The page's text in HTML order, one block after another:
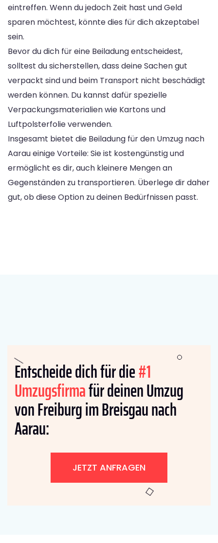
eintreffen. Wenn du jedoch Zeit hast und Geld
sparen möchtest, könnte dies für dich akzeptabel
sein.
Bevor du dich für eine Beiladung entscheidest,
solltest du sicherstellen, dass deine Sachen gut
verpackt sind und beim Transport nicht beschädigt
werden können. Du kannst dafür spezielle
Verpackungsmaterialien wie Kartons und
Luftpolsterfolie verwenden.
Insgesamt bietet die Beiladung für den Umzug nach
Aarau einige Vorteile: Sie ist kostengünstig und
ermöglicht es dir, auch kleinere Mengen an
Gegenständen zu transportieren. Überlege dir daher
gut, ob diese Option zu deinen Bedürfnissen passt.
Entscheide dich für die#1
Umzugsfirmafür deinen Umzug
von Freiburg im Breisgau nach
Aarau:
JETZT ANFRAGEN